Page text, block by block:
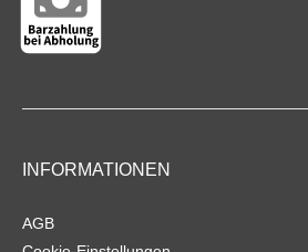
INFORMATIONEN
AGB